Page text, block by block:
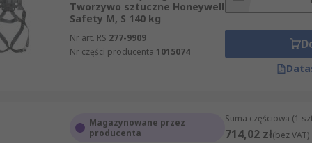
często używana przez osoby, które muszą wykonywać
upadkiem i pełne uprzęże są powszechnie stosowane
Są one uważane za cenny element wyposażenia
zabezpieczającego przed upadkiem lub uprzęży
Tworzywo sztuczne Honeywell
Safety M, S 140 kg
Nr art. RS 277-9909
Nr części producenta 1015074
Magazynowane przez
producenta
Suma częściowa (1
714,02 zł(bez VAT)